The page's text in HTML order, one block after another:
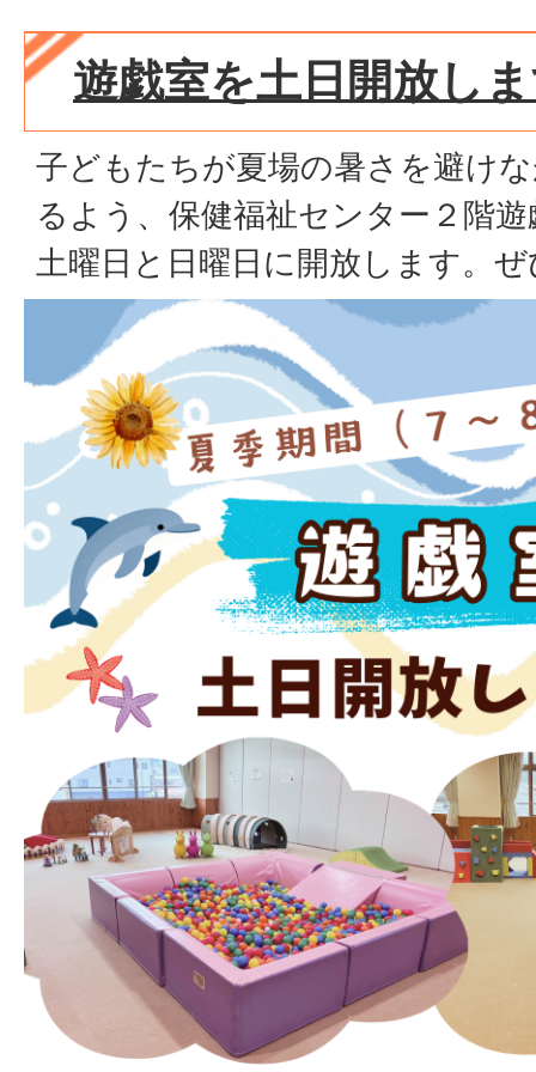
遊戯室を土日開放し
子どもたちが夏場の暑さを避け
るよう、保健福祉センター２階
土曜日と日曜日に開放します。